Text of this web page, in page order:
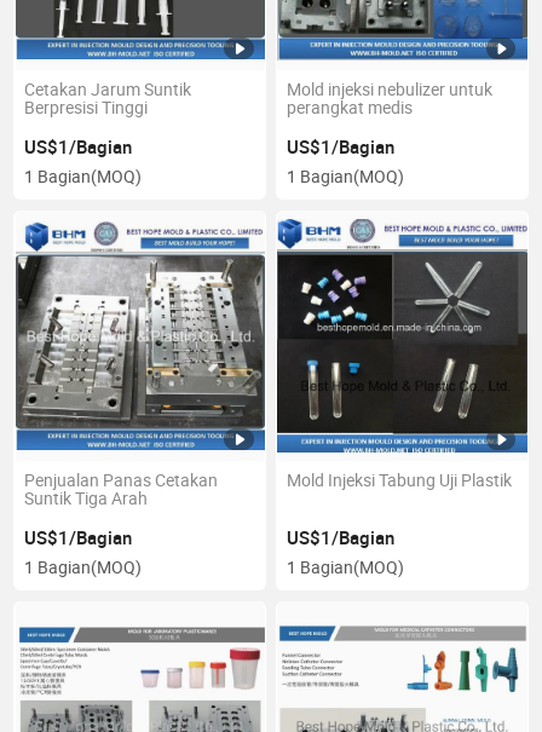
Cetakan Jarum Suntik
Berpresisi Tinggi
US$1/Bagian
1 Bagian(MOQ)
Mold injeksi nebulizer untuk
perangkat medis
US$1/Bagian
1 Bagian(MOQ)
Penjualan Panas Cetakan
Suntik Tiga Arah
US$1/Bagian
1 Bagian(MOQ)
Mold Injeksi Tabung Uji Plastik
US$1/Bagian
1 Bagian(MOQ)